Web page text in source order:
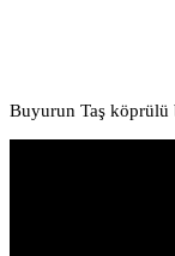
Buyurun Taş köprülü